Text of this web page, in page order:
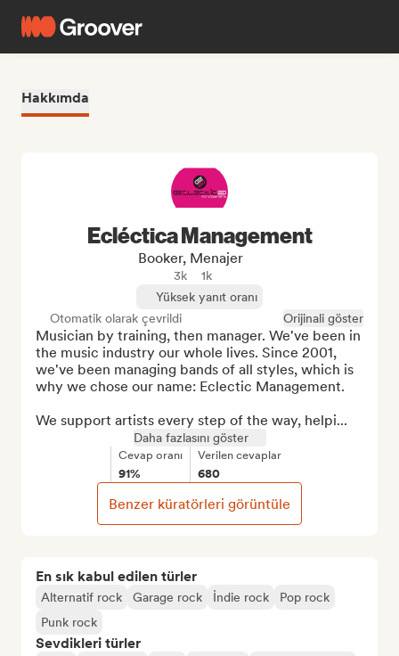
Hakkımda
En sık kabul edilen türler
Alternatif rock Garage rock İndie rock
Pop rock
Punk rock
Sevdikleri türler
Ecléctica Management
Booker, Menajer
3k
1k
Yüksek yanıt oranı
Otomatik olarak çevrildi
Orijinali göster
Musician by training, then manager. We've been in
the music industry our whole lives. Since 2001,
we've been managing bands of all styles, which is
why we chose our name: Eclectic Management.
We support artists every step of the way, helpi...
Daha fazlasını göster
Cevap oranı
91%
Verilen cevaplar
680
Benzer küratörleri görüntüle